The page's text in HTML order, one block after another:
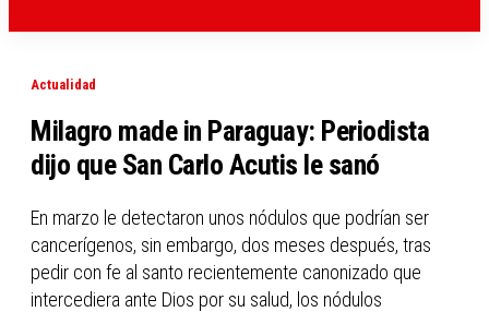
Actualidad
Milagro made in Paraguay: Periodista
dijo que San Carlo Acutis le sanó
En marzo le detectaron unos nódulos que podrían ser
cancerígenos, sin embargo, dos meses después, tras
pedir con fe al santo recientemente canonizado que
intercediera ante Dios por su salud, los nódulos